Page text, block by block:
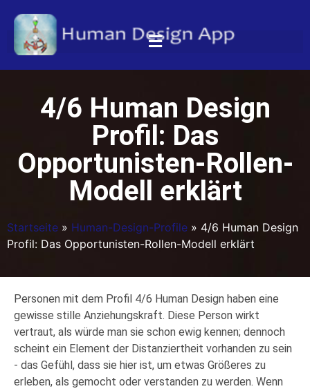
4/6 Human Design
Profil: Das
Opportunisten-Rollen-
Modell erklärt
Startseite » Human-Design-Profile » 4/6 Human Design
Profil: Das Opportunisten-Rollen-Modell erklärt
Personen mit dem Profil 4/6 Human Design haben eine
gewisse stille Anziehungskraft. Diese Person wirkt
vertraut, als würde man sie schon ewig kennen; dennoch
scheint ein Element der Distanziertheit vorhanden zu sein
- das Gefühl, dass sie hier ist, um etwas Größeres zu
erleben, als gemocht oder verstanden zu werden. Wenn